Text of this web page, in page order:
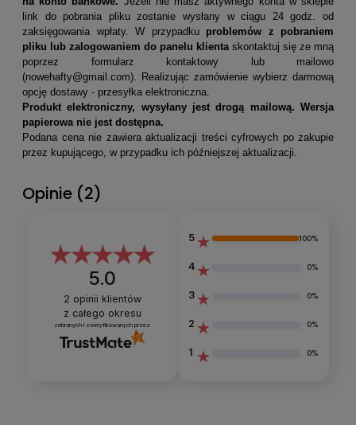
link do pobrania pliku zostanie wysłany w ciągu 24 godz. od
zaksięgowania wpłaty. W przypadku problemów z pobraniem
pliku lub zalogowaniem do panelu klientaskontaktuj się ze mną
poprzez formularz kontaktowy lub mailowo
(nowehafty@gmail.com). Realizując zamówienie wybierz darmową
opcję dostawy - przesyłka elektroniczna.
Produkt elektroniczny, wysyłany jest drogą mailową. Wersja
papierowa nie jest dostępna.
Podana cena nie zawiera aktualizacji treści cyfrowych po zakupie
przez kupującego, w przypadku ich późniejszej aktualizacji.
Opinie (2)
5.0
2 opinii klientów
z całego okresu
zebranych i zweryfikowanych przez
5 100%
4 0%
3 0%
2 0%
1 0%